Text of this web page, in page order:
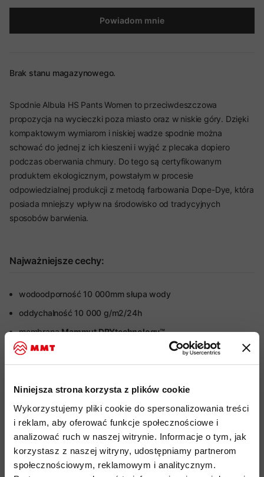
Niniejsza strona korzysta z plików cookie
Wykorzystujemy pliki cookie do spersonalizowania treści
i reklam, aby oferować funkcje społecznościowe i
analizować ruch w naszej witrynie. Informacje o tym, jak
korzystasz z naszej witryny, udostępniamy partnerom
społecznościowym, reklamowym i analitycznym.
Powiadom mnie
Brak stanu magazynowego.
Spodnie Albula HS Pants Women to przeciwdeszczowa
propozycja na wycieczki poza miasto oraz w niskie góry. Dzięki
kompaktowym wymiarom i niskiej wadze spodnie można
schować do jednej z ich kieszeni i wyjąć z plecaka dopiero
podczas oberwania chmury. Do tego są certyfikowanym
produktem ekologicznym, powstałym w procesie
odpowiedzialnej produkcji z metodą farbowania Dope-Dye, która
posiada mniejszy wpływ na środowisko od tradycyjnych
sposobów barwienia.
Najważniejsze cechy:
wodoodporność 10 000mm słupa wody
oddychalność 10 000 g/m2/24h
membranaMammut DRYtechnology™
lekki, rozciągliwy materiał zapewniający optymalny komfort
boczne zamki na całej długości do szybkiego zakładania i
szerokość nogawek regulowana za pomocą zatrzasków
boczne kieszenie z wodoodpornymi zamkami
impregnacja
bez
PFC